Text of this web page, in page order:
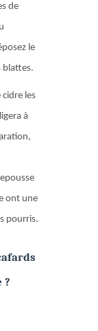
de
le
blattes.
cidre les
à
ont une
pourris.
?